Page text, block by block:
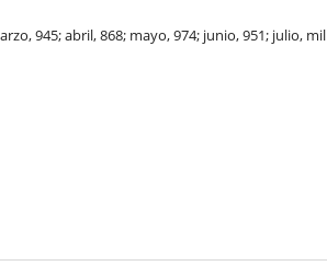
945; abril, 868; mayo, 974; junio, 951; julio, mil